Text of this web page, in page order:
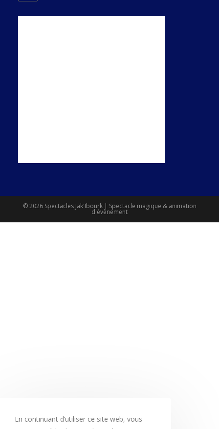
© 2026 Spectacles Jak'Ibourk | Spectacle magique & animation
d'évènement
En continuant d’utiliser ce site web, vous